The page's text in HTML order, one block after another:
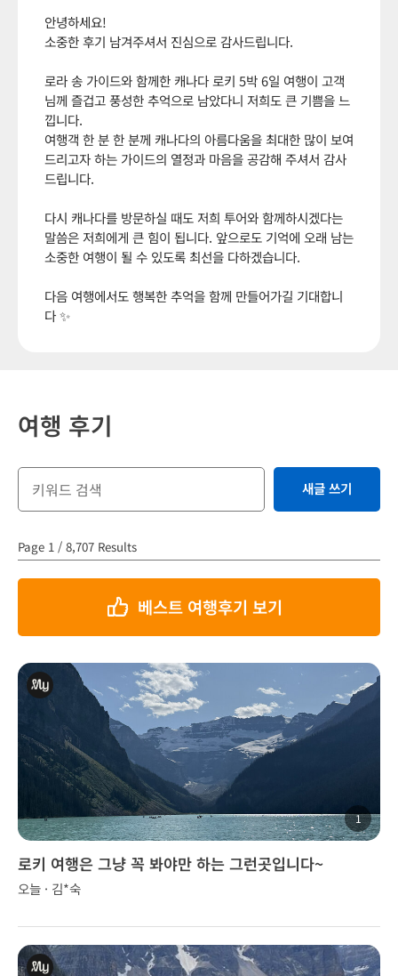
안녕하세요!
소중한 후기 남겨주셔서 진심으로 감사드립니다.
로라 송 가이드와 함께한 캐나다 로키 5박 6일 여행이 고객
님께 즐겁고 풍성한 추억으로 남았다니 저희도 큰 기쁨을 느
낍니다.
여행객 한 분 한 분께 캐나다의 아름다움을 최대한 많이 보여
드리고자 하는 가이드의 열정과 마음을 공감해 주셔서 감사
드립니다.
다시 캐나다를 방문하실 때도 저희 투어와 함께하시겠다는
말씀은 저희에게 큰 힘이 됩니다. 앞으로도 기억에 오래 남는
소중한 여행이 될 수 있도록 최선을 다하겠습니다.
다음 여행에서도 행복한 추억을 함께 만들어가길 기대합니
다 ✨
여행 후기
새글 쓰기
Page 1 / 8,707 Results
베스트 여행후기 보기
1
로키 여행은 그냥 꼭 봐야만 하는 그런곳입니다~
오늘 · 김*숙